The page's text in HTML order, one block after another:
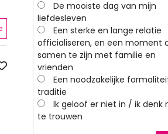
De mooiste dag van mijn
liefdesleven
Een sterke en lange relatie
officialiseren, en een moment
samen te zijn met familie en
vrienden
Een noodzakelijke
traditie
Ik geloof er niet in / ik denk
te trouwen